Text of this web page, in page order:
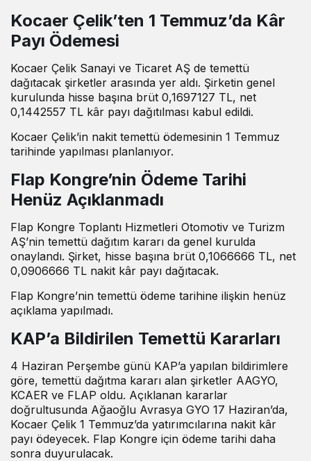
Kocaer Çelik’ten 1 Temmuz’da Kâr
Payı Ödemesi
Kocaer Çelik Sanayi ve Ticaret AŞ de temettü
dağıtacak şirketler arasında yer aldı. Şirketin genel
kurulunda hisse başına brüt 0,1697127 TL, net
0,1442557 TL kâr payı dağıtılması kabul edildi.
Kocaer Çelik’in nakit temettü ödemesinin 1 Temmuz
tarihinde yapılması planlanıyor.
Flap Kongre’nin Ödeme Tarihi
Henüz Açıklanmadı
Flap Kongre Toplantı Hizmetleri Otomotiv ve Turizm
AŞ’nin temettü dağıtım kararı da genel kurulda
onaylandı. Şirket, hisse başına brüt 0,1066666 TL, net
0,0906666 TL nakit kâr payı dağıtacak.
Flap Kongre’nin temettü ödeme tarihine ilişkin henüz
açıklama yapılmadı.
KAP’a Bildirilen Temettü Kararları
4 Haziran Perşembe günü KAP’a yapılan bildirimlere
göre, temettü dağıtma kararı alan şirketler AAGYO,
KCAER ve FLAP oldu. Açıklanan kararlar
doğrultusunda Ağaoğlu Avrasya GYO 17 Haziran’da,
Kocaer Çelik 1 Temmuz’da yatırımcılarına nakit kâr
payı ödeyecek. Flap Kongre için ödeme tarihi daha
sonra duyurulacak.